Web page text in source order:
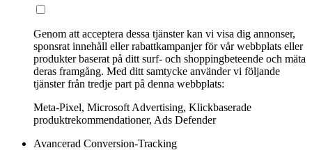
Genom att acceptera dessa tjänster kan vi visa dig annonser,
sponsrat innehåll eller rabattkampanjer för vår webbplats eller
produkter baserat på ditt surf- och shoppingbeteende och mäta
deras framgång. Med ditt samtycke använder vi följande
tjänster från tredje part på denna webbplats:
Meta-Pixel, Microsoft Advertising, Klickbaserade
produktrekommendationer, Ads Defender
Avancerad Conversion-Tracking